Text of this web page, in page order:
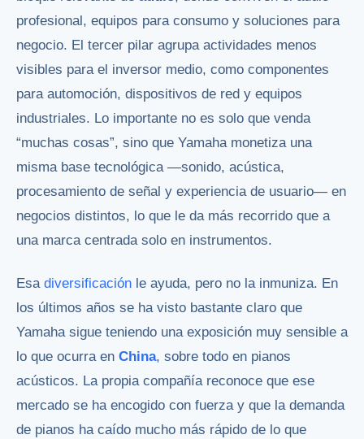
profesional, equipos para consumo y soluciones para
negocio. El tercer pilar agrupa actividades menos
visibles para el inversor medio, como componentes
para automoción, dispositivos de red y equipos
industriales. Lo importante no es solo que venda
“muchas cosas”, sino que Yamaha monetiza una
misma base tecnológica —sonido, acústica,
procesamiento de señal y experiencia de usuario— en
negocios distintos, lo que le da más recorrido que a
una marca centrada solo en instrumentos.
Esa diversificación le ayuda, pero no la inmuniza. En
los últimos años se ha visto bastante claro que
Yamaha sigue teniendo una exposición muy sensible a
lo que ocurra en China, sobre todo en pianos
acústicos. La propia compañía reconoce que ese
mercado se ha encogido con fuerza y que la demanda
de pianos ha caído mucho más rápido de lo que